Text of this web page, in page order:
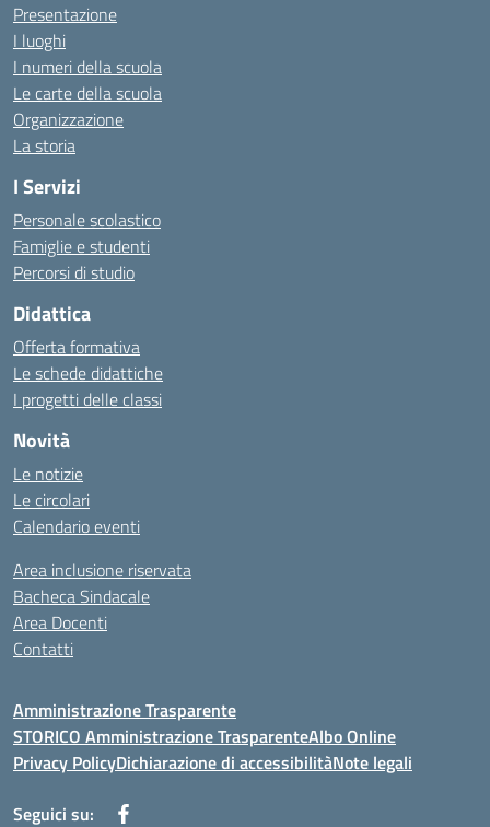
Presentazione
I luoghi
I numeri della scuola
Le carte della scuola
Organizzazione
La storia
I Servizi
Personale scolastico
Famiglie e studenti
Percorsi di studio
Didattica
Offerta formativa
Le schede didattiche
I progetti delle classi
Novità
Le notizie
Le circolari
Calendario eventi
Area inclusione riservata
Bacheca Sindacale
Area Docenti
Contatti
Amministrazione Trasparente
STORICO Amministrazione TrasparenteAlbo Online
Privacy PolicyDichiarazione di accessibilitàNote legali
Seguici su: